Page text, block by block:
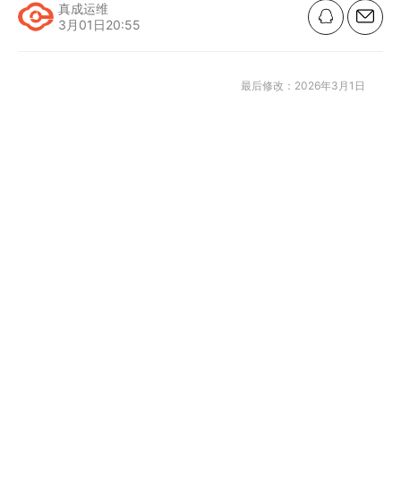
真成运维
3月01日20:55
最后修改：2026年3月1日